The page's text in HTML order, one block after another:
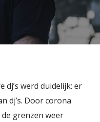
werd duidelijk: er
dj’s. Door corona
grenzen weer